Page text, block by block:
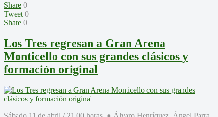
Share 0
Tweet 0
Share 0
Los Tres regresan a Gran Arena
Monticello con sus grandes clásicos y
formación original
Sábado 11 de abril / 21.00 horas. ● Álvaro Henríquez, Ángel Parra,